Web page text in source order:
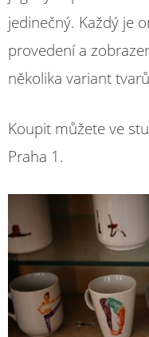
jedinečný. Každý je
provedení a
několika variant
Koupit můžete ve
Praha 1.